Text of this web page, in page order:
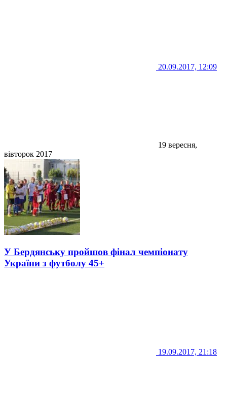
20.09.2017, 12:09
19 вересня,
вівторок 2017
У Бердянську пройшов фінал чемпіонату
України з футболу 45+
19.09.2017, 21:18